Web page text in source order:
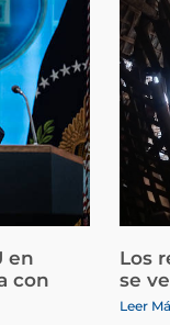
en
con
Los
se
Leer